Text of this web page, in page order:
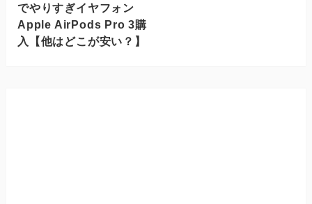
でやりすぎイヤフォン
Apple AirPods Pro 3購
入【他はどこが安い？】